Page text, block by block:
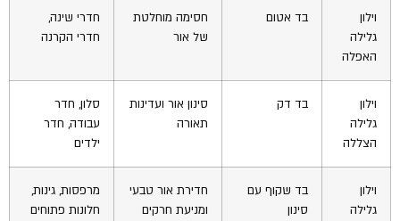
וילון
גלילה
האפלה
בד אטום
חסימה מוחלטת
של אור
חדרי שינה,
חדרי הקרנה
וילון
גלילה
הצללה
בד דק
סינון אור ועדינות
תאורה
סלון, חדר
עבודה, חדר
ילדים
וילון
גלילה
בד שקוף עם
סינון
חדירת אור טבעי
ומניעת חרקים
מרפסות, גינות,
חלונות פתוחים